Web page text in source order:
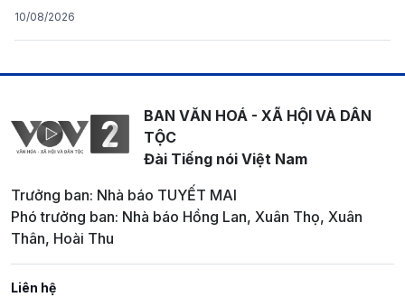
10/08/2026
BAN VĂN HOÁ - XÃ HỘI VÀ DÂN
TỘC
Đài Tiếng nói Việt Nam
Trưởng ban: Nhà báo TUYẾT MAI
Phó trưởng ban: Nhà báo Hồng Lan, Xuân Thọ, Xuân
Thân, Hoài Thu
Liên hệ